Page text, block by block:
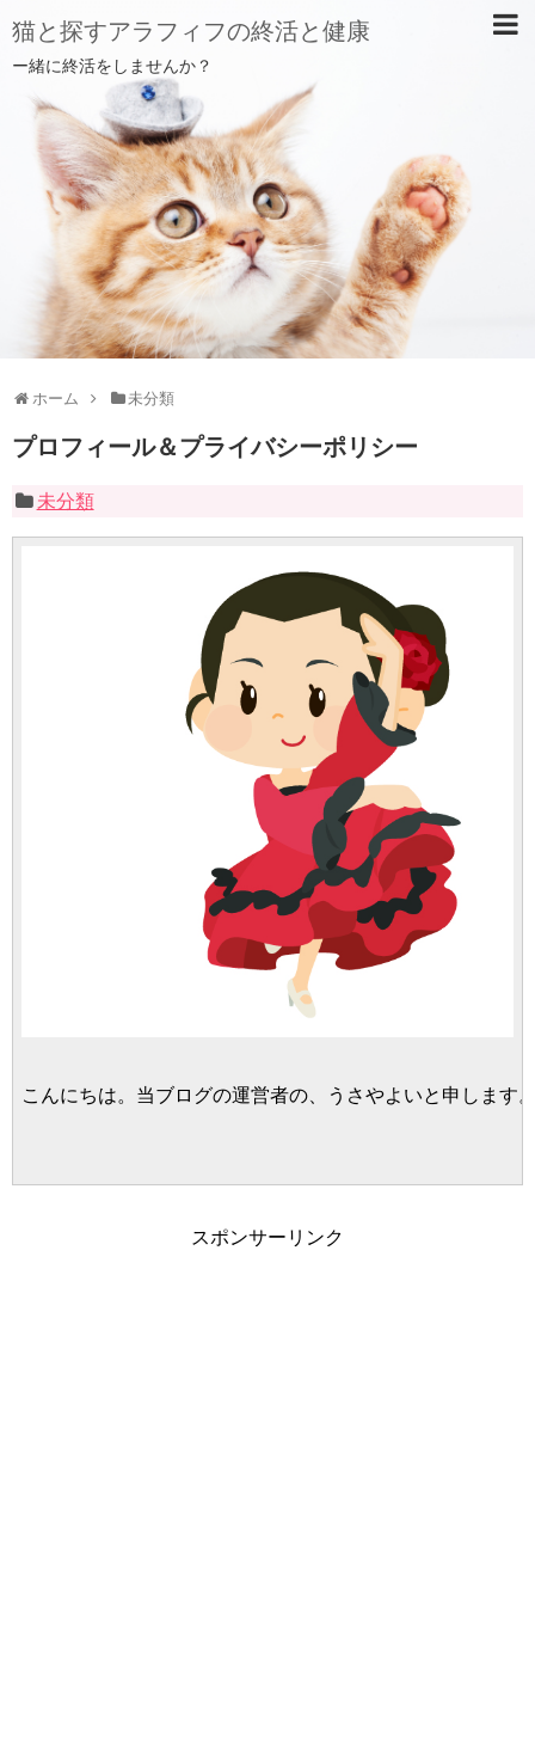
猫と探すアラフィフの終活と健康
ー緒に終活をしませんか？
ホーム 未分類
プロフィール＆プライバシーポリシー
未分類
こんにちは。当ブログの運営者の、うさやよいと申します
スポンサーリンク